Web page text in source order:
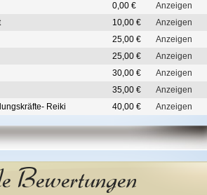
0,00 €
Anzeigen
10,00 €
Anzeigen
25,00 €
Anzeigen
25,00 €
Anzeigen
30,00 €
Anzeigen
35,00 €
Anzeigen
Reiki
40,00 € Anzeigen
Bewertungen